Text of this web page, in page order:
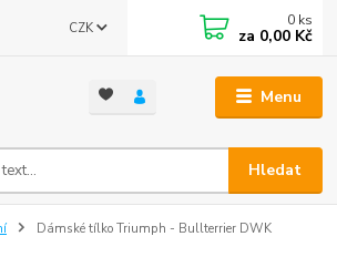
Menu
CZK
Hledat
0 ks
za 0,00 Kč
Dámské tílko Triumph - Bullterrier DWK